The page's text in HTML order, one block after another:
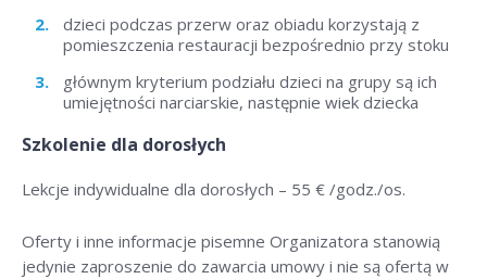
dzieci podczas przerw oraz obiadu korzystają z
pomieszczenia restauracji bezpośrednio przy stoku
głównym kryterium podziału dzieci na grupy są ich
umiejętności narciarskie, następnie wiek dziecka
Szkolenie dla dorosłych
Lekcje indywidualne dla dorosłych – 55 € /godz./os.
Oferty i inne informacje pisemne Organizatora stanowią
jedynie zaproszenie do zawarcia umowy i nie są ofertą w